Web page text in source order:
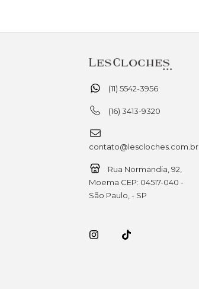
(11) 5542-3956
(16) 3413-9320
contato@lescloches.com.br
Rua Normandia, 92,
Moema CEP: 04517-040 -
São Paulo, - SP